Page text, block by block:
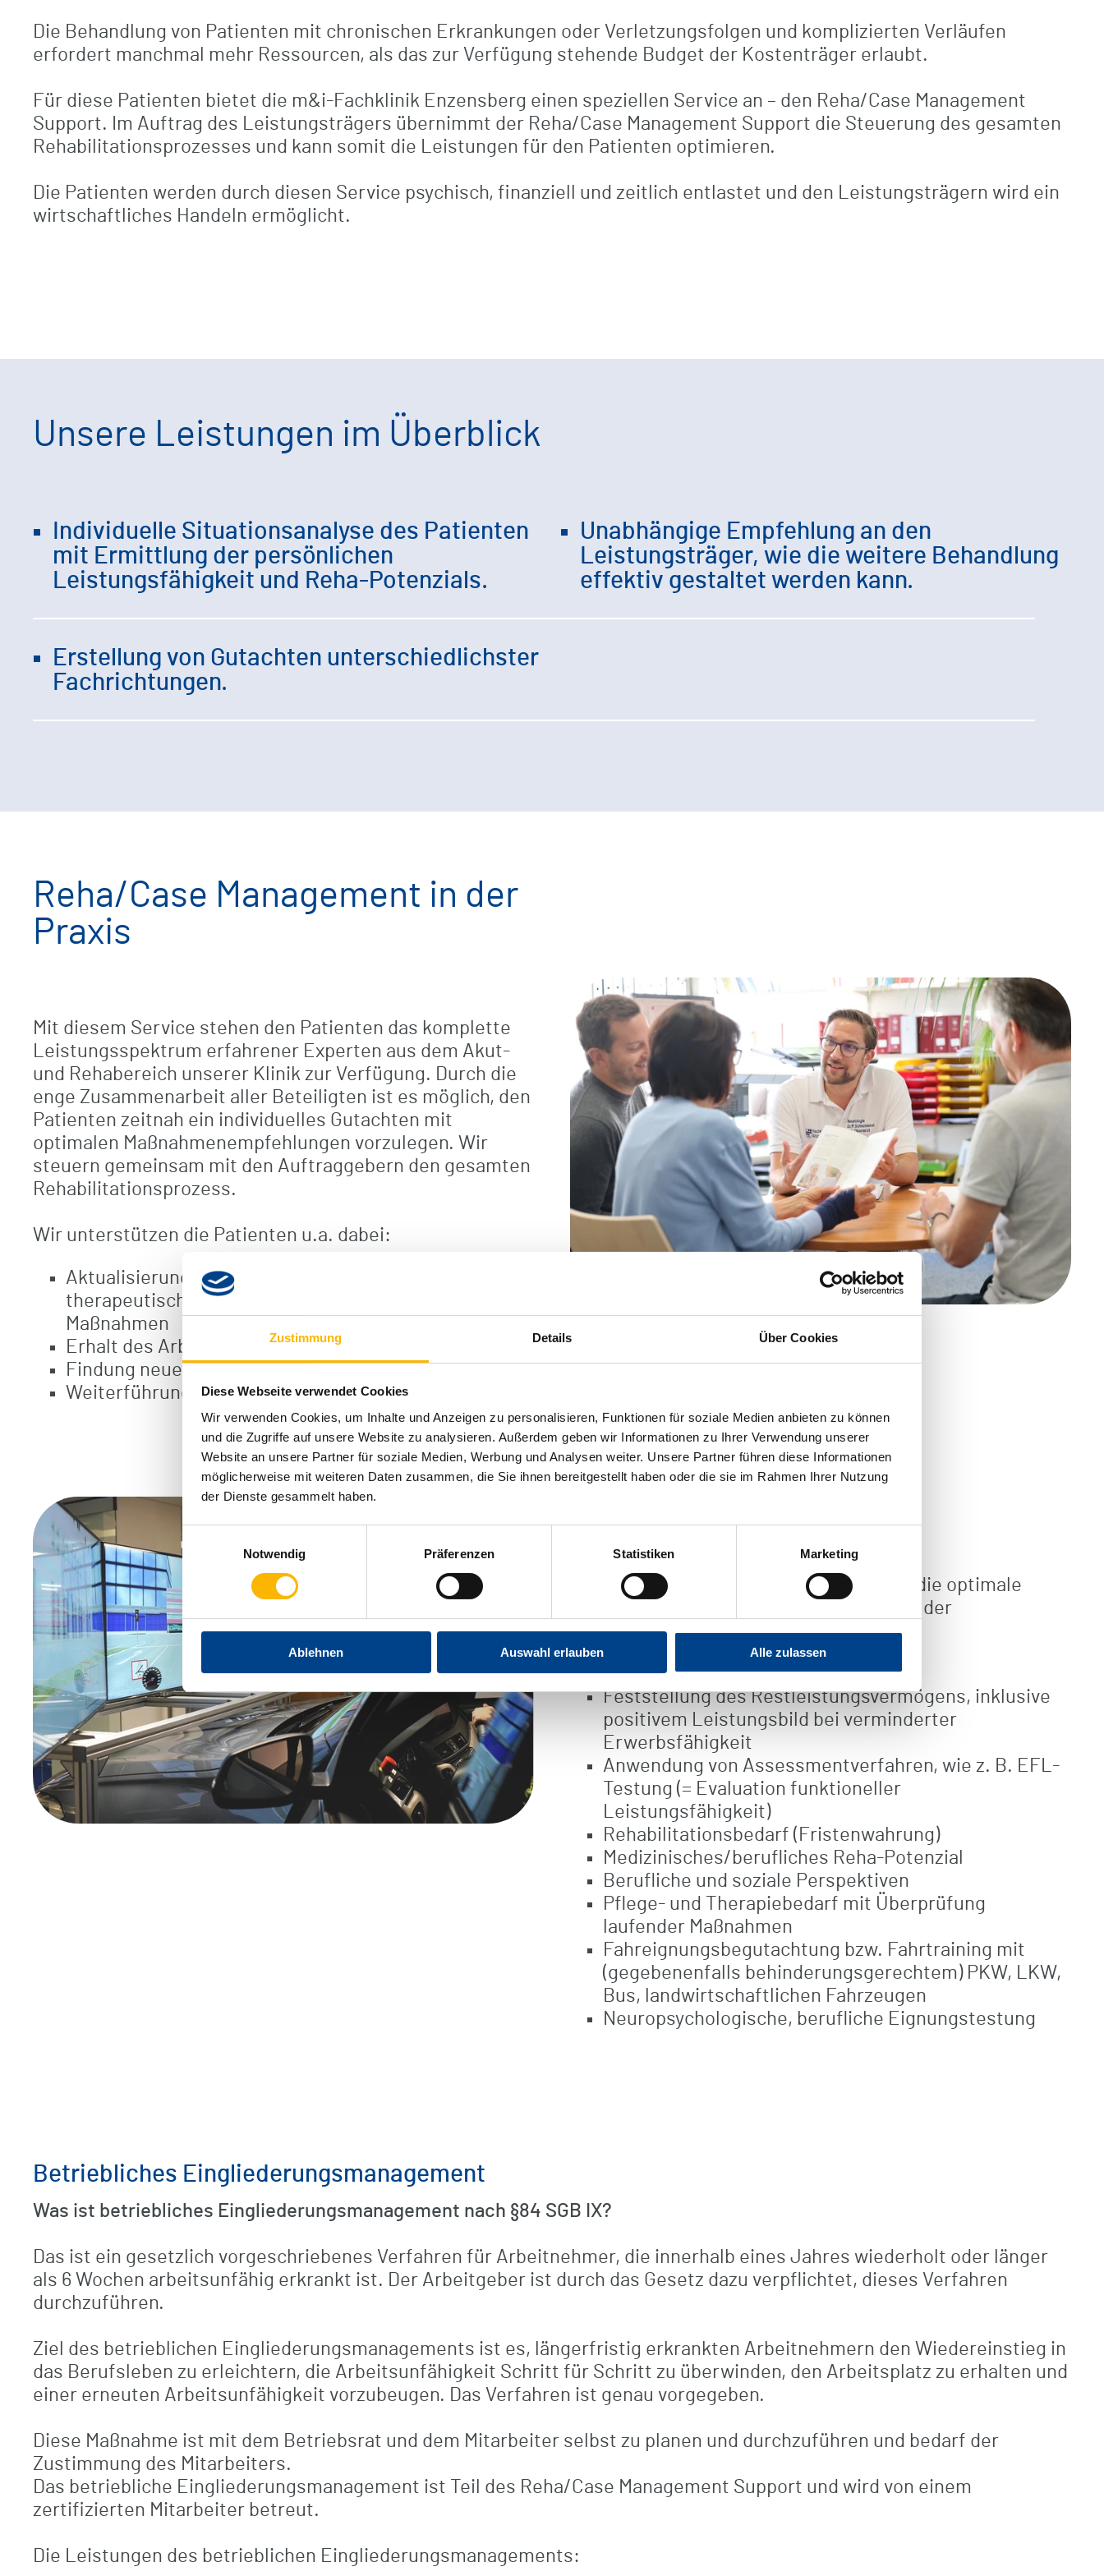
Zustimmung Details Über Cookies
Diese Webseite verwendet Cookies
Wir verwenden Cookies, um Inhalte und Anzeigen zu personalisieren, Funktionen für soziale Medien anbieten zu können
und die Zugriffe auf unsere Website zu analysieren. Außerdem geben wir Informationen zu Ihrer Verwendung unserer
Website an unsere Partner für soziale Medien, Werbung und Analysen weiter. Unsere Partner führen diese Informationen
möglicherweise mit weiteren Daten zusammen, die Sie ihnen bereitgestellt haben oder die sie im Rahmen Ihrer Nutzung
der Dienste gesammelt haben.
Notwendig
Präferenzen Statistiken Marketing
Ablehnen Auswahl erlauben Alle zulassen
Checkliste / Anreise
Ambulantes Therapiezentrum
Klinikrundgang (virtuell)
Komfortleistungen
Freizeit / Kultur / Seelsorge
Digitale Grußkarten
Reha Nachsorge
Arthrosonographiekurse (MSK) DEGUM
/ KV zertifiziert
Frührehabilitation
Versorgung BG-Patienten
MVZ Enzensberg
Die Behandlung von Patienten mit chronischen Erkrankungen oder Verletzungsfolgen und komplizierten Verläufen
erfordert manchmal mehr Ressourcen, als das zur Verfügung stehende Budget der Kostenträger erlaubt.
Für diese Patienten bietet die m&i-Fachklinik Enzensberg einen speziellen Service an – den Reha/Case Management
Support. Im Auftrag des Leistungsträgers übernimmt der Reha/Case Management Support die Steuerung des gesamten
Rehabilitationsprozesses und kann somit die Leistungen für den Patienten optimieren.
Die Patienten werden durch diesen Service psychisch, finanziell und zeitlich entlastet und den Leistungsträgern wird ein
wirtschaftliches Handeln ermöglicht.
Unsere Leistungen im Überblick
Individuelle Situationsanalyse des Patienten
mit Ermittlung der persönlichen
Leistungsfähigkeit und Reha-Potenzials.
Unabhängige Empfehlung an den
Leistungsträger, wie die weitere Behandlung
effektiv gestaltet werden kann.
Erstellung von Gutachten unterschiedlichster
Fachrichtungen.
Reha/Case Management in der
Praxis
Mit diesem Service stehen den Patienten das komplette
Leistungsspektrum erfahrener Experten aus dem Akut-
und Rehabereich unserer Klinik zur Verfügung. Durch die
enge Zusammenarbeit aller Beteiligten ist es möglich, den
Patienten zeitnah ein individuelles Gutachten mit
optimalen Maßnahmenempfehlungen vorzulegen. Wir
steuern gemeinsam mit den Auftraggebern den gesamten
Rehabilitationsprozess.
Wir unterstützen die Patienten u.a. dabei:
Aktualisierung und Anpassung medizinischer,
therapeutischer, pflegerischer und sozialer
Maßnahmen
Erhalt des Arbeitsplatzes
Findung neuer beruflicher Perspektiven
Weiterführung beruflicher Maßnahmen
Durchführung
Unser Ziel ist die Kosteneinsparung und die optimale
Versorgung der Patienten durch Kürzung der
Bearbeitungsprozesse und mit flexiblen
Netzwerkressourcen. Dazu gehört u.a.:
Feststellung des Restleistungsvermögens, inklusive
positivem Leistungsbild bei verminderter
Erwerbsfähigkeit
Anwendung von Assessmentverfahren, wie z. B. EFL-
Testung (= Evaluation funktioneller
Leistungsfähigkeit)
Rehabilitationsbedarf (Fristenwahrung)
Medizinisches/berufliches Reha-Potenzial
Berufliche und soziale Perspektiven
Pflege- und Therapiebedarf mit Überprüfung
laufender Maßnahmen
Fahreignungsbegutachtung bzw. Fahrtraining mit
(gegebenenfalls behinderungsgerechtem) PKW, LKW,
Bus, landwirtschaftlichen Fahrzeugen
Neuropsychologische, berufliche Eignungstestung
Betriebliches Eingliederungsmanagement
Was ist betriebliches Eingliederungsmanagement nach §84 SGB IX?
Das ist ein gesetzlich vorgeschriebenes Verfahren für Arbeitnehmer, die innerhalb eines Jahres wiederholt oder länger
als 6 Wochen arbeitsunfähig erkrankt ist. Der Arbeitgeber ist durch das Gesetz dazu verpflichtet, dieses Verfahren
durchzuführen.
Ziel des betrieblichen Eingliederungsmanagements ist es, längerfristig erkrankten Arbeitnehmern den Wiedereinstieg in
das Berufsleben zu erleichtern, die Arbeitsunfähigkeit Schritt für Schritt zu überwinden, den Arbeitsplatz zu erhalten und
einer erneuten Arbeitsunfähigkeit vorzubeugen. Das Verfahren ist genau vorgegeben.
Diese Maßnahme ist mit dem Betriebsrat und dem Mitarbeiter selbst zu planen und durchzuführen und bedarf der
Zustimmung des Mitarbeiters.
Das betriebliche Eingliederungsmanagement ist Teil des Reha/Case Management Support und wird von einem
zertifizierten Mitarbeiter betreut.
Die Leistungen des betrieblichen Eingliederungsmanagements: